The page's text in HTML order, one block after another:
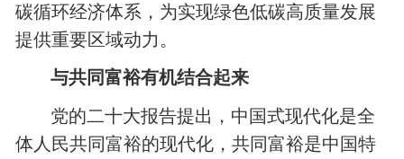
碳循环经济体系，为实现绿色低碳高质量发展
提供重要区域动力。
与共同富裕有机结合起来
党的二十大报告提出，中国式现代化是全
体人民共同富裕的现代化，共同富裕是中国特